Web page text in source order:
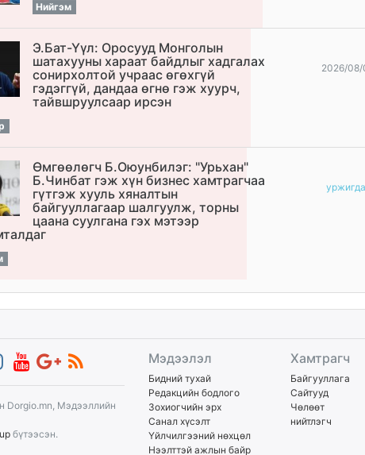
Нийгэм
Э.Бат-Үүл: Оросууд Монголын
шатахууны хараат байдлыг хадгалах
сонирхолтой учраас өгөхгүй
гэдэггүй, дандаа өгнө гэж хуурч,
тайвшруулсаар ирсэн
2026/08/
Өмгөөлөгч Б.Оюунбилэг: "Урьхан"
Б.Чинбат гэж хүн бизнес хамтрагчаа
гүтгэж хууль хяналтын
байгууллагаар шалгуулж, торны
цаана суулгана гэх мэтээр
Dorgio.mn, Мэдээллийн
бүтээсэн.
Мэдээлэл
Бидний тухай
Редакцийн бодлого
Зохиогчийн эрх
Санал хүсэлт
Үйлчилгээний нөхцөл
Нээлттэй ажлын байр
Хамтрагч
Байгууллага
Сайтууд
Чөлөөт
нийтлэгч